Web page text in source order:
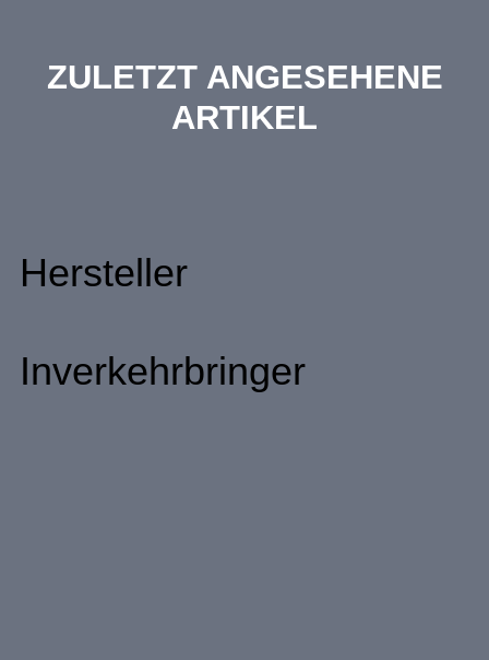
ZULETZT ANGESEHENE
ARTIKEL
Hersteller
Inverkehrbringer